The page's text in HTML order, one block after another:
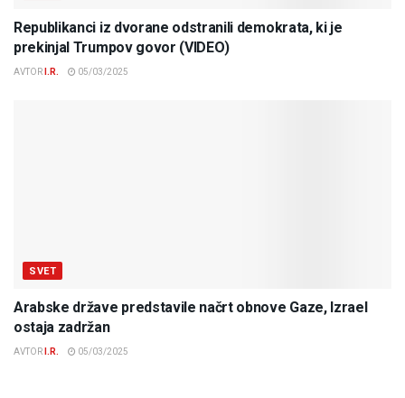
Republikanci iz dvorane odstranili demokrata, ki je
prekinjal Trumpov govor (VIDEO)
AVTOR I.R. 05/03/2025
SVET
Arabske države predstavile načrt obnove Gaze, Izrael
ostaja zadržan
AVTOR I.R. 05/03/2025